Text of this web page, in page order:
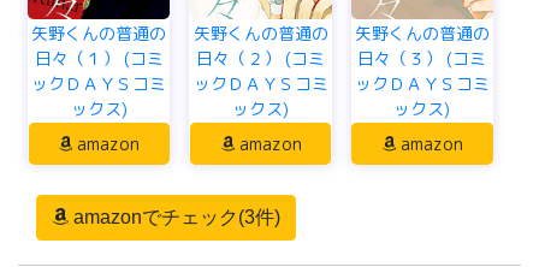
矢野くんの普通の
日々（１） (コミ
ックＤＡＹＳコミ
ックス)
amazon
矢野くんの普通の
日々（２） (コミ
ックＤＡＹＳコミ
ックス)
amazon
矢野くんの普通の
日々（３） (コミ
ックＤＡＹＳコミ
ックス)
amazon
amazonでチェック(3件)